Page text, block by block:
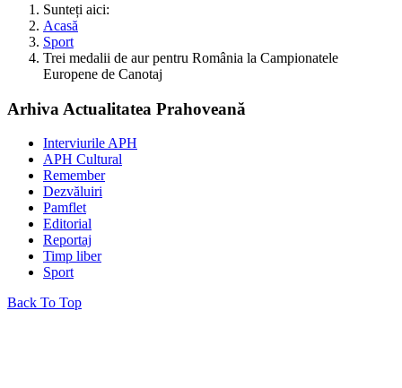
Sunteți aici:
Acasă
Sport
Trei medalii de aur pentru România la Campionatele
Europene de Canotaj
Arhiva Actualitatea Prahoveană
Interviurile APH
APH Cultural
Remember
Dezvăluiri
Pamflet
Editorial
Reportaj
Timp liber
Sport
Back To Top